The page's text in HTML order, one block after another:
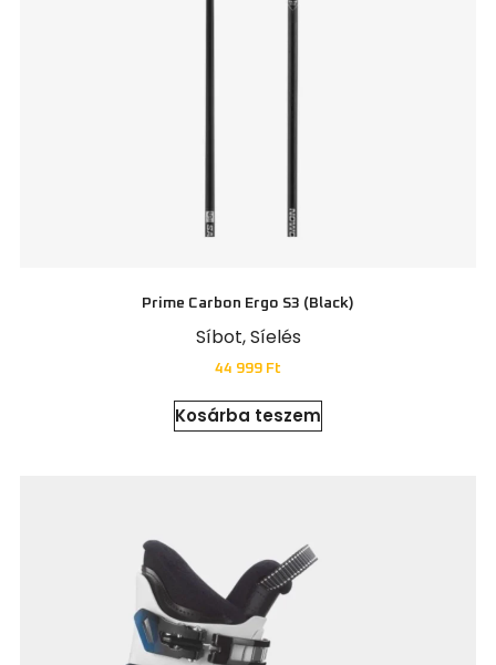
Prime Carbon Ergo S3 (black)
Síbot,Síelés
44 999 Ft
Kosárba teszem